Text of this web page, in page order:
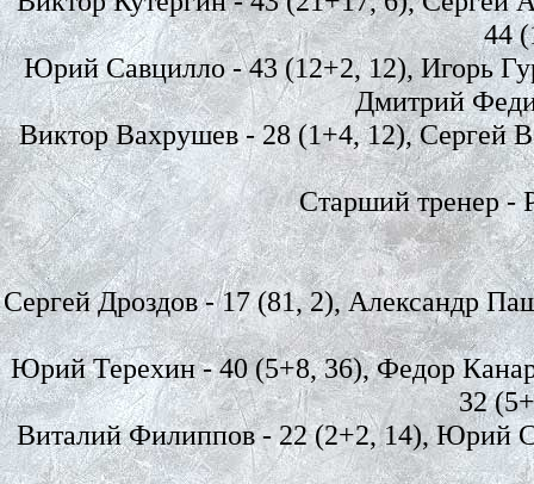
44
Юрий Савцилло - 43 (12+2, 12), Игорь
Дмитрий
Виктор Вахрушев - 28 (1+4, 12), Сергей
Старший тренер -
Сергей Дроздов - 17 (81, 2), Александр
Юрий Терехин - 40 (5+8, 36), Федор
32
Виталий Филиппов - 22 (2+2, 14), Юрий